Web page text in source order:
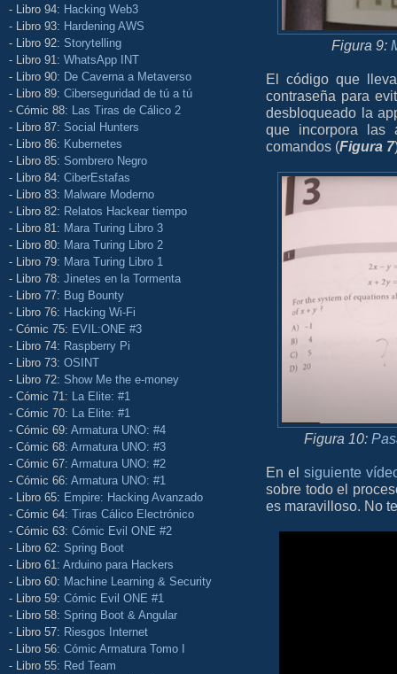
- Libro 94: Hacking Web3
- Libro 93: Hardening AWS
- Libro 92: Storytelling
- Libro 91: WhatsApp INT
- Libro 90: De Caverna a Metaverso
- Libro 89: Ciberseguridad de tú a tú
- Cómic 88: Las Tiras de Cálico 2
- Libro 87: Social Hunters
- Libro 86: Kubernetes
- Libro 85: Sombrero Negro
- Libro 84: CiberEstafas
- Libro 83: Malware Moderno
- Libro 82: Relatos Hackear tiempo
- Libro 81: Mara Turing Libro 3
- Libro 80: Mara Turing Libro 2
- Libro 79: Mara Turing Libro 1
- Libro 78: Jinetes en la Tormenta
- Libro 77: Bug Bounty
- Libro 76: Hacking Wi-Fi
- Cómic 75: EVIL:ONE #3
- Libro 74: Raspberry Pi
- Libro 73: OSINT
- Libro 72: Show Me the e-money
- Cómic 71: La Elite: #1
- Cómic 70: La Elite: #1
- Cómic 69: Armatura UNO: #4
- Cómic 68: Armatura UNO: #3
- Cómic 67: Armatura UNO: #2
- Cómic 66: Armatura UNO: #1
- Libro 65: Empire: Hacking Avanzado
- Cómic 64: Tiras Cálico Electrónico
- Cómic 63: Cómic Evil ONE #2
- Libro 62: Spring Boot
- Libro 61: Arduino para Hackers
- Libro 60: Machine Learning & Security
- Libro 59: Cómic Evil ONE #1
- Libro 58: Spring Boot & Angular
- Libro 57: Riesgos Internet
- Libro 56: Cómic Armatura Tomo I
- Libro 55: Red Team
Figura 9:
El código que
contraseña para
desbloqueado la
que incorpora las
comandos (Figura 7
Figura 10:
En el siguiente
sobre todo el
es maravilloso. No